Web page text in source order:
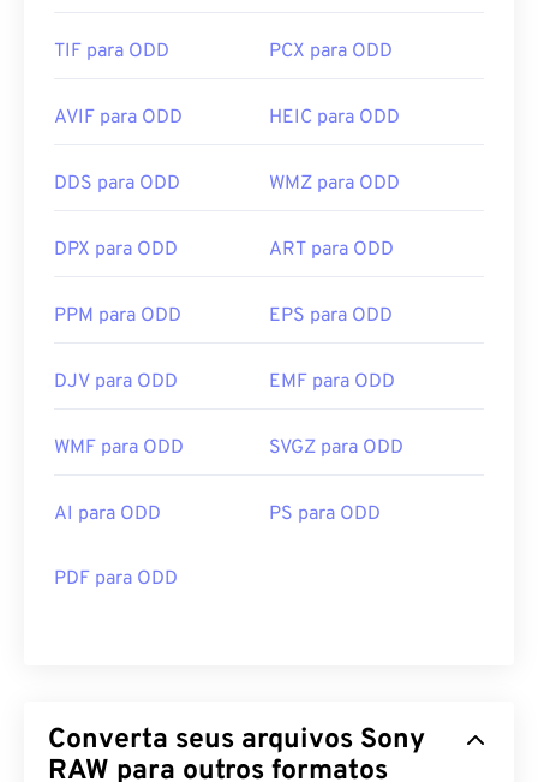
TIF para ODD PCX para ODD
AVIF para ODD HEIC para ODD
DDS para ODD WMZ para ODD
DPX para ODD ART para ODD
PPM para ODD EPS para ODD
DJV para ODD EMF para ODD
WMF para ODD SVGZ para ODD
AI para ODD PS para ODD
PDF para ODD
Converta seus arquivos Sony
RAW para outros formatos